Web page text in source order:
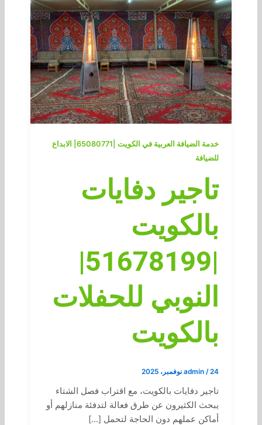
خدمة الضيافة العربية في الكويت |65080771| الابداع
للضيافة
تاجير دفايات
بالكويت
|51678199|
النوبي للحفلات
بالكويت
admin /24 نوفمبر، 2025
تاجير دفايات بالكويت، مع اقتراب فصل الشتاء
يبحث الكثيرون عن طرق فعالة لتدفئة منازلهم أو
أماكن عملهم دون الحاجة لتحمل […]